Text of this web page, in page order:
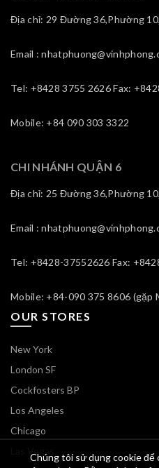
Địa chỉ: 29 Đường 36,Phường
Email :
Tel: +8428 3755 2626 Fax:
Mobile: +84 090 303 3322
CHI NHÁNH QUẬN 6
Địa chỉ: 25 Đường 36,Phường
Email :
Tel: +8428-37552626 Fax:
Mobile: +84-090 375 8606 (gặp
OUR STORES
New York
London SF
Cockfosters BP
Los Angeles
Chicago
Chúng tôi sử dụng cookie để